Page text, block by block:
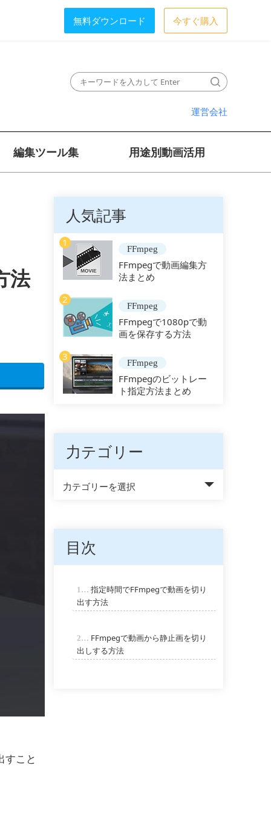
無料ダウンロード 今すぐ購入
運営会社
編集ツール集 用途別動画活用
法
すこと
人気記事
1
FFmpeg
FFmpegで動画編集方
法まとめ
2
FFmpeg
FFmpegで1080pで動
画を保存する方法
3
FFmpeg
FFmpegのビットレー
ト指定方法まとめ
力テゴリー
力テゴリーを選択
目次
1… 指定時間でFFmpegで動画を切り
出す方法
2… FFmpegで動画から静止画を切り
出しする方法